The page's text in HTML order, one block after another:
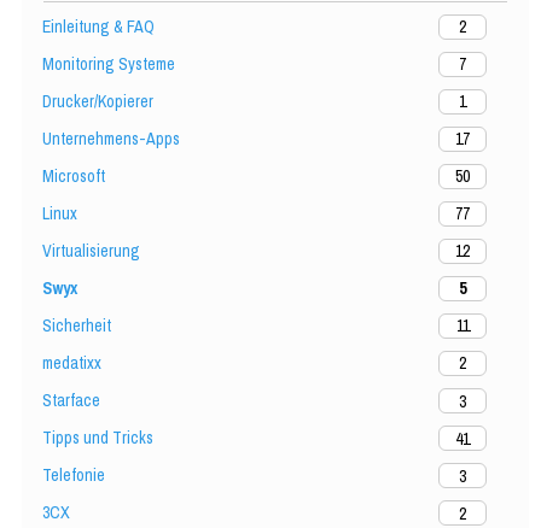
Einleitung & FAQ
2
Monitoring Systeme
7
Drucker/Kopierer
1
Unternehmens-Apps
17
Microsoft
50
Linux
77
Virtualisierung
12
Swyx
5
Sicherheit
11
medatixx
2
Starface
3
Tipps und Tricks
41
Telefonie
3
3CX
2